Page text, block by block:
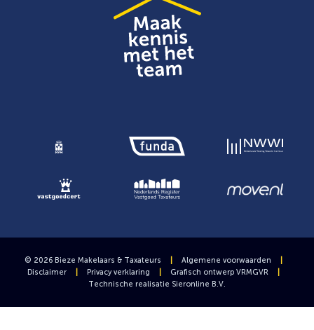
© 2026 Bieze Makelaars & Taxateurs Algemene voorwaarden
Disclaimer
Privacy verklaring Grafisch ontwerp VRMGVR
Technische realisatie Sieronline B.V.